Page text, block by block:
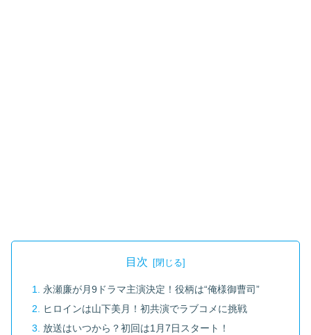
目次
永瀬廉が月9ドラマ主演決定！役柄は“俺様御曹司”
ヒロインは山下美月！初共演でラブコメに挑戦
放送はいつから？初回は1月7日スタート！